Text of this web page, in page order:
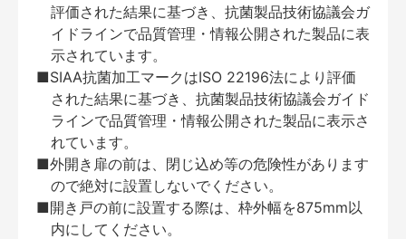
評価された結果に基づき、抗菌製品技術協議会ガ
イドラインで品質管理・情報公開された製品に表
示されています。
■SIAA抗菌加工マークはISO 22196法により評価
された結果に基づき、抗菌製品技術協議会ガイド
ラインで品質管理・情報公開された製品に表示さ
れています。
■外開き扉の前は、閉じ込め等の危険性があります
ので絶対に設置しないでください。
■開き戸の前に設置する際は、枠外幅を875mm以
内にしてください。